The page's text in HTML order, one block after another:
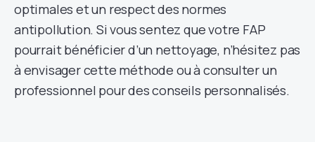
optimales et un respect des normes
antipollution. Si vous sentez que votre FAP
pourrait bénéficier d’un nettoyage, n’hésitez pas
à envisager cette méthode ou à consulter un
professionnel pour des conseils personnalisés.